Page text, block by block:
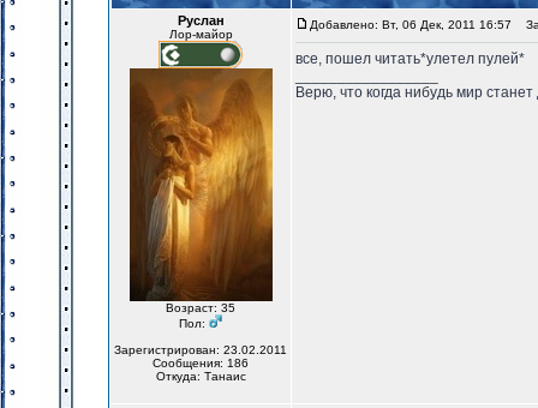
Руслан
Лор-майор
Возраст: 35
Пол:
Зарегистрирован: 23.02.2011
Сообщения: 186
Откуда: Танаис
Добавлено: Вт, 06 Дек, 2011 16:57
все, пошел читать*улетел пулей*
Верю, что когда нибудь мир